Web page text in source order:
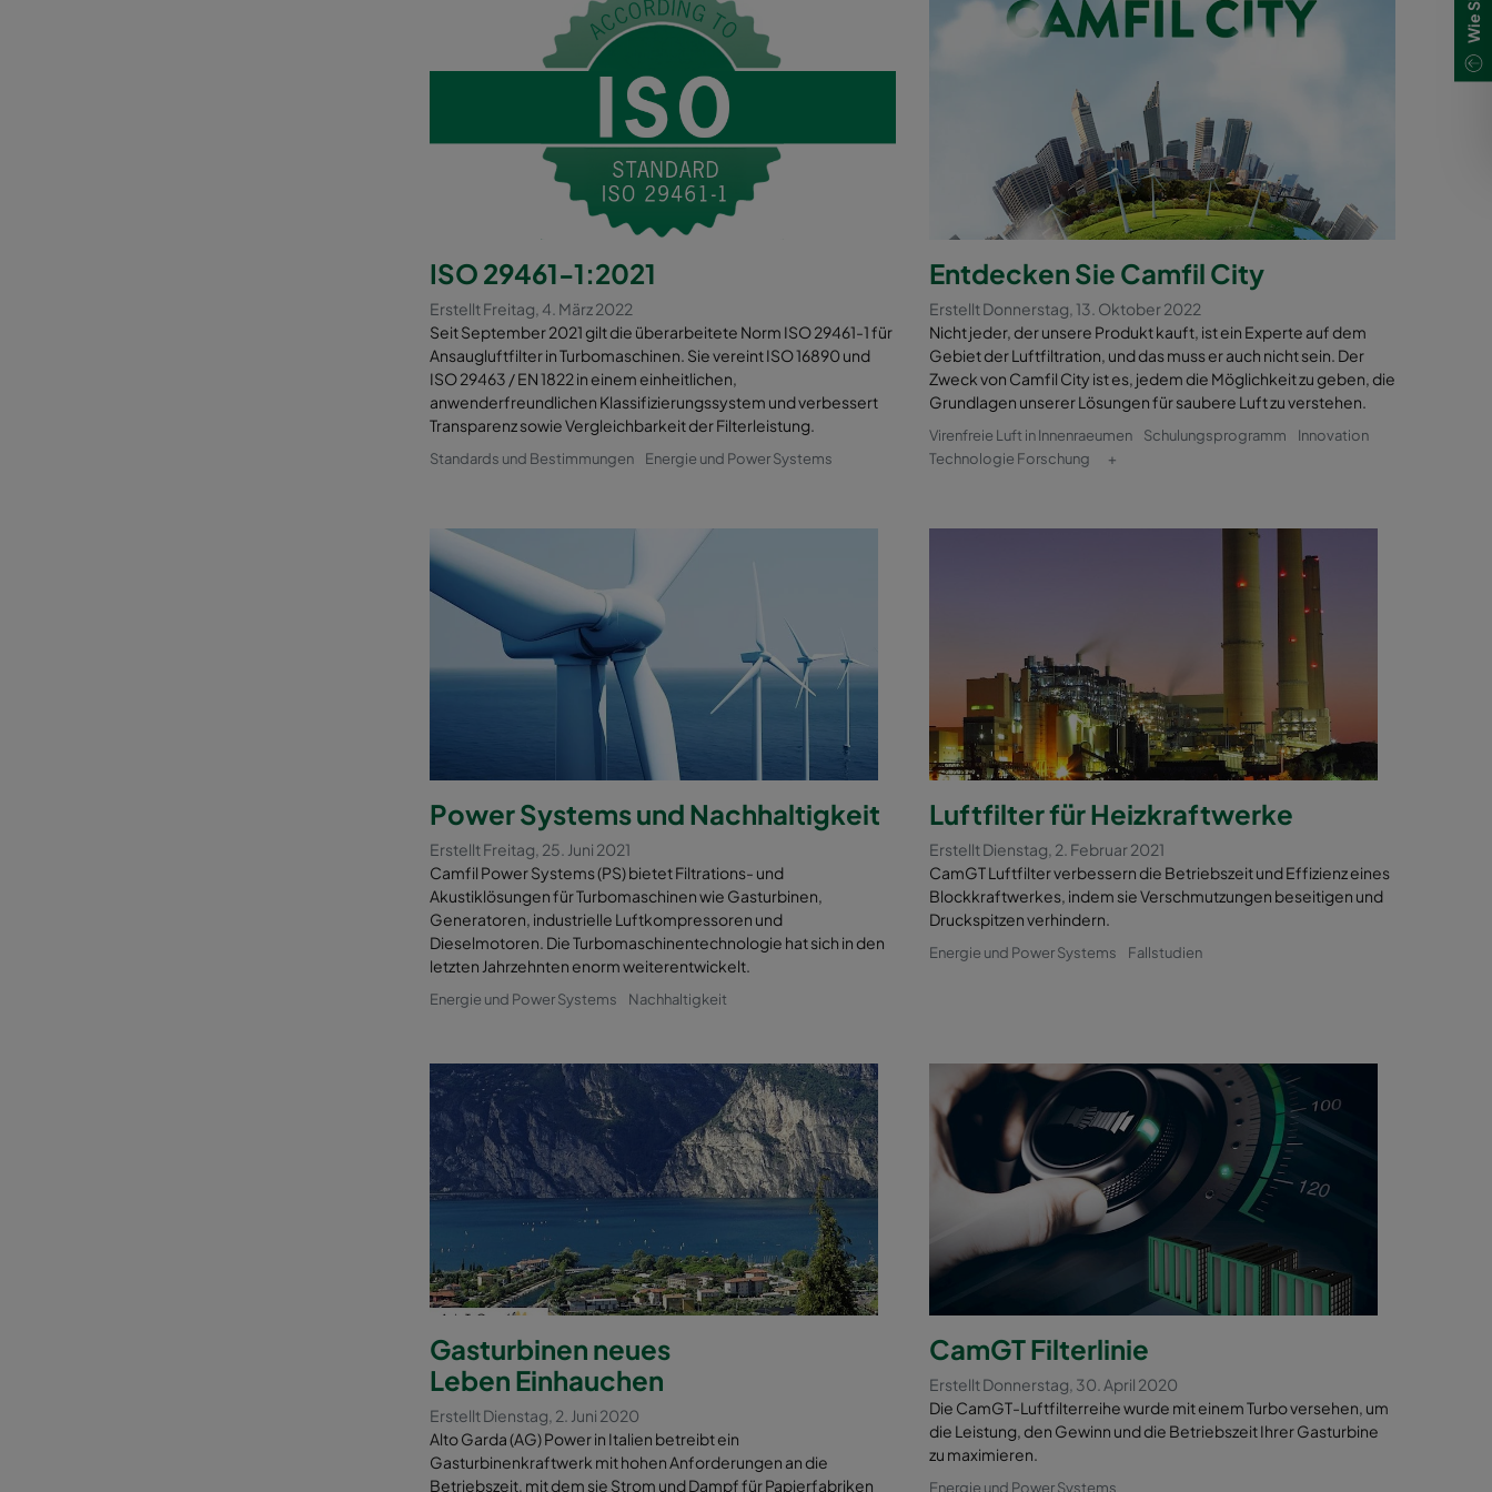
ISO 29461-1:2021
Erstellt Freitag, 4. März 2022
Seit September 2021 gilt die überarbeitete Norm ISO 29461-1 für
Ansaugluftfilter in Turbomaschinen. Sie vereint ISO 16890 und
ISO 29463 / EN 1822 in einem einheitlichen,
anwenderfreundlichen Klassifizierungssystem und verbessert
Transparenz sowie Vergleichbarkeit der Filterleistung.
Standards und Bestimmungen Energie und Power Systems
Entdecken Sie Camfil City
Erstellt Donnerstag, 13. Oktober 2022
Nicht jeder, der unsere Produkt kauft, ist ein Experte auf dem
Gebiet der Luftfiltration, und das muss er auch nicht sein. Der
Zweck von Camfil City ist es, jedem die Möglichkeit zu geben, die
Grundlagen unserer Lösungen für saubere Luft zu verstehen.
Virenfreie Luft in Innenraeumen Schulungsprogramm
Innovation
Technologie Forschung
+
Power Systems und Nachhaltigkeit
Erstellt Freitag, 25. Juni 2021
Camfil Power Systems (PS) bietet Filtrations- und
Akustiklösungen für Turbomaschinen wie Gasturbinen,
Generatoren, industrielle Luftkompressoren und
Dieselmotoren. Die Turbomaschinentechnologie hat sich in den
letzten Jahrzehnten enorm weiterentwickelt.
Energie und Power Systems Nachhaltigkeit
Luftfilter für Heizkraftwerke
Erstellt Dienstag, 2. Februar 2021
CamGT Luftfilter verbessern die Betriebszeit und Effizienz eines
Blockkraftwerkes, indem sie Verschmutzungen beseitigen und
Druckspitzen verhindern.
Energie und Power Systems Fallstudien
Gasturbinen neues
Leben Einhauchen
Erstellt Dienstag, 2. Juni 2020
Alto Garda (AG) Power in Italien betreibt ein
Gasturbinenkraftwerk mit hohen Anforderungen an die
Betriebszeit, mit dem sie Strom und Dampf für Papierfabriken
CamGT Filterlinie
Erstellt Donnerstag, 30. April 2020
Die CamGT-Luftfilterreihe wurde mit einem Turbo versehen, um
die Leistung, den Gewinn und die Betriebszeit Ihrer Gasturbine
zu maximieren.
Energie und Power Systems